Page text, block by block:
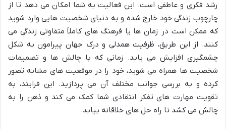
رشد فکری و عاطفی است. این فعالیت به شما امکان می دهد تا از
چارچوب زندگی خود خارج شده و به دنیای شخصیت هایی وارد شوید
که ممکن است در زمان ها یا فرهنگ های کاملاً متفاوتی زندگی می
کنند. از این طریق، ظرفیت همدلی و درک جهان پیرامون به شکل
چشمگیری افزایش می یابد. زمانی که با چالش ها و تصمیمات
شخصیت ها همراه می شوید، خود را در موقعیت های مشابه تصور
کرده و به بررسی جوانب مختلف آن می پردازید. این فرایند، به
تقویت مهارت های تفکر انتقادی شما کمک می کند و ذهن را به
چالش می کشد تا راه حل های خلاقانه بیابد.